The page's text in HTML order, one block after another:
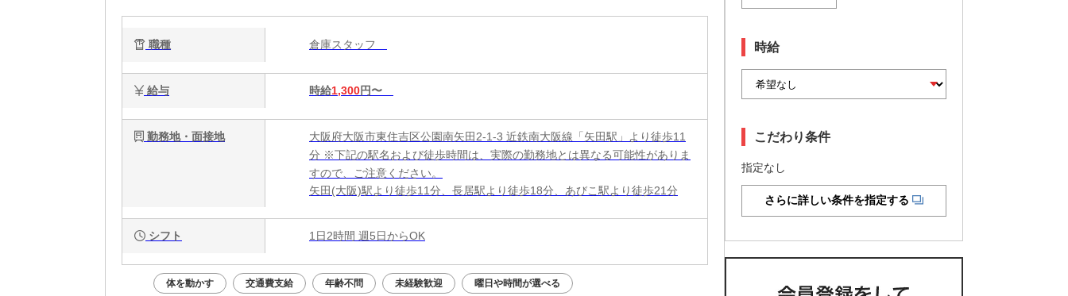
職種 倉庫スタッフ
給与 時給1,300円〜
勤務地・面接地
大阪府大阪市東住吉区公園南矢田2-1-3 近鉄南大阪線「矢田駅」より徒歩11
分 ※下記の駅名および徒歩時間は、実際の勤務地とは異なる可能性がありま
すので、ご注意ください。
矢田(大阪)駅より徒歩11分、長居駅より徒歩18分、あびこ駅より徒歩21分
シフト 1日2時間 週5日からOK
体を動かす 交通費支給 年齢不問 未経験歓迎 曜日や時間が選べる
時給
こだわり条件
指定なし
さらに詳しい条件を指定する